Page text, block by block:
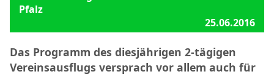
Pfalz
25.06.2016
Das Programm des diesjährigen 2-tägigen
Vereinsausflugs versprach vor allem auch für